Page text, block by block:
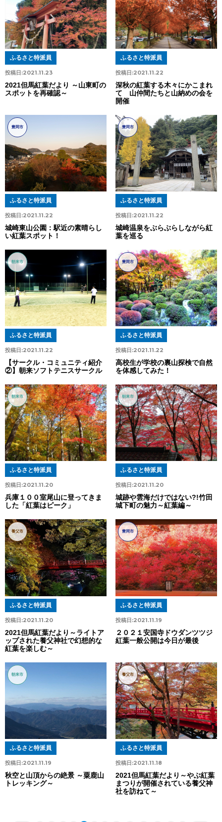
投稿日:2021.11.23
ふるさと特派員
2021但馬紅葉だより ～山東町の
スポットを再確認～
投稿日:2021.11.22
ふるさと特派員
深秋の紅葉する木々にかこまれ
て 山仲間たちと山納めの会を
開催
豊岡市
投稿日:2021.11.22
ふるさと特派員
城崎東山公園：駅近の素晴らし
い紅葉スポット！
豊岡市
投稿日:2021.11.22
ふるさと特派員
城崎温泉をぶらぶらしながら紅
葉を巡る
朝来市
投稿日:2021.11.22
ふるさと特派員
【サークル・コミュニティ紹介
②】朝来ソフトテニスサークル
豊岡市
投稿日:2021.11.22
ふるさと特派員
高校生が学校の裏山探検で自然
を体感してみた！
朝来市
投稿日:2021.11.20
ふるさと特派員
兵庫１００室尾山に登ってきま
した「紅葉はピーク」
朝来市
投稿日:2021.11.20
ふるさと特派員
城跡や雲海だけではない?!竹田
城下町の魅力～紅葉編～
養父市
投稿日:2021.11.20
ふるさと特派員
2021但馬紅葉だより～ライトア
ップされた養父神社で幻想的な
紅葉を楽しむ～
豊岡市
投稿日:2021.11.19
ふるさと特派員
２０２１安国寺ドウダンツツジ
紅葉一般公開は今日が最後
朝来市
投稿日:2021.11.19
ふるさと特派員
秋空と山頂からの絶景 ～粟鹿山
トレッキング～
養父市
投稿日:2021.11.18
ふるさと特派員
2021但馬紅葉だより～やぶ紅葉
まつりが開催されている養父神
社を訪ねて～